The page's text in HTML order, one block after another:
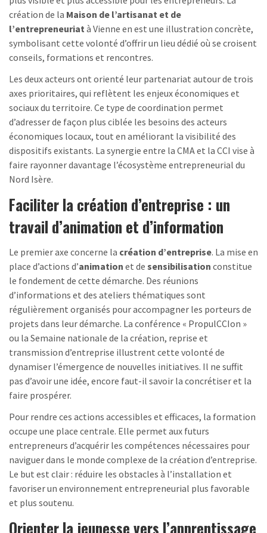
création de la Maison de l’artisanat et de
l’entrepreneuriat à Vienne en est une illustration concrète,
symbolisant cette volonté d’offrir un lieu dédié où se croisent
conseils, formations et rencontres.
Les deux acteurs ont orienté leur partenariat autour de trois
axes prioritaires, qui reflètent les enjeux économiques et
sociaux du territoire. Ce type de coordination permet
d’adresser de façon plus ciblée les besoins des acteurs
économiques locaux, tout en améliorant la visibilité des
dispositifs existants. La synergie entre la CMA et la CCI vise à
faire rayonner davantage l’écosystème entrepreneurial du
Nord Isère.
Faciliter la création d’entreprise : un
travail d’animation et d’information
Le premier axe concerne la création d’entreprise. La mise en
place d’actions d’animation et de sensibilisation constitue
le fondement de cette démarche. Des réunions
d’informations et des ateliers thématiques sont
régulièrement organisés pour accompagner les porteurs de
projets dans leur démarche. La conférence « PropulCCIon »
ou la Semaine nationale de la création, reprise et
transmission d’entreprise illustrent cette volonté de
dynamiser l’émergence de nouvelles initiatives. Il ne suffit
pas d’avoir une idée, encore faut-il savoir la concrétiser et la
faire prospérer.
Pour rendre ces actions accessibles et efficaces, la formation
occupe une place centrale. Elle permet aux futurs
entrepreneurs d’acquérir les compétences nécessaires pour
naviguer dans le monde complexe de la création d’entreprise.
Le but est clair : réduire les obstacles à l’installation et
favoriser un environnement entrepreneurial plus favorable
et plus soutenu.
Orienter la jeunesse vers l’apprentissage